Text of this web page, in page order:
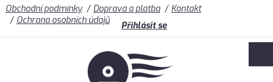
Obchodní podmínky Doprava a platba
Kontakt
Ochrana osobních údajů
Přihlásit se